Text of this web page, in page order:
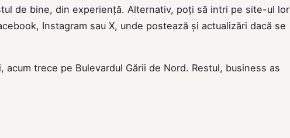
de bine, din experiență. Alternativ, poți să intri pe site-ul lor
Instagram sau X, unde postează și actualizări dacă se
trece pe Bulevardul Gării de Nord. Restul, business as